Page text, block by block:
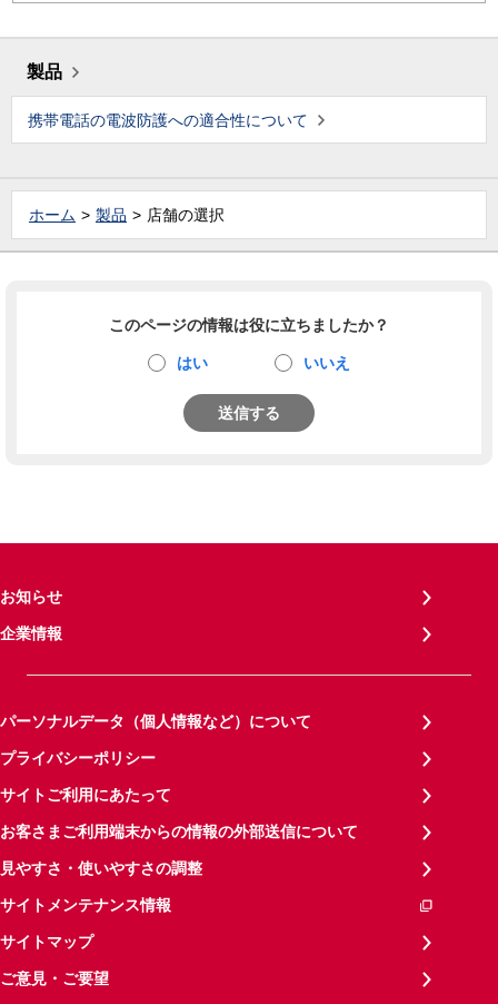
製品
携帯電話の電波防護への適合性について
ホーム 製品 店舗の選択
このページの情報は役に立ちましたか？
はい いいえ
送信する
お知らせ
企業情報
パーソナルデータ（個人情報など）について
プライバシーポリシー
サイトご利用にあたって
お客さまご利用端末からの情報の外部送信について
見やすさ・使いやすさの調整
サイトメンテナンス情報
サイトマップ
ご意見・ご要望